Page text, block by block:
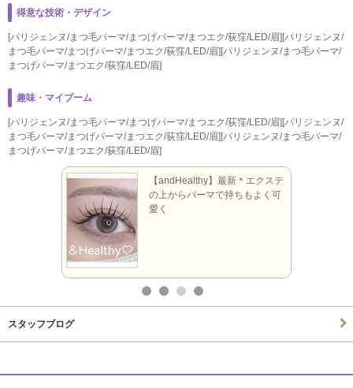
得意な技術・デザイン
[パリジェンヌ/まつ毛パーマ/まつげパーマ/まつエク/荻窪/LED/眉][パリジェンヌ/
まつ毛パーマ/まつげパーマ/まつエク/荻窪/LED/眉][パリジェンヌ/まつ毛パーマ/
まつげパーマ/まつエク/荻窪/LED/眉]
趣味・マイブーム
[パリジェンヌ/まつ毛パーマ/まつげパーマ/まつエク/荻窪/LED/眉][パリジェンヌ/
まつ毛パーマ/まつげパーマ/まつエク/荻窪/LED/眉][パリジェンヌ/まつ毛パーマ/
まつげパーマ/まつエク/荻窪/LED/眉]
【andHealthy】最新＊エクステ
の上からパーマで持ちもよく可
愛く
スタッフブログ